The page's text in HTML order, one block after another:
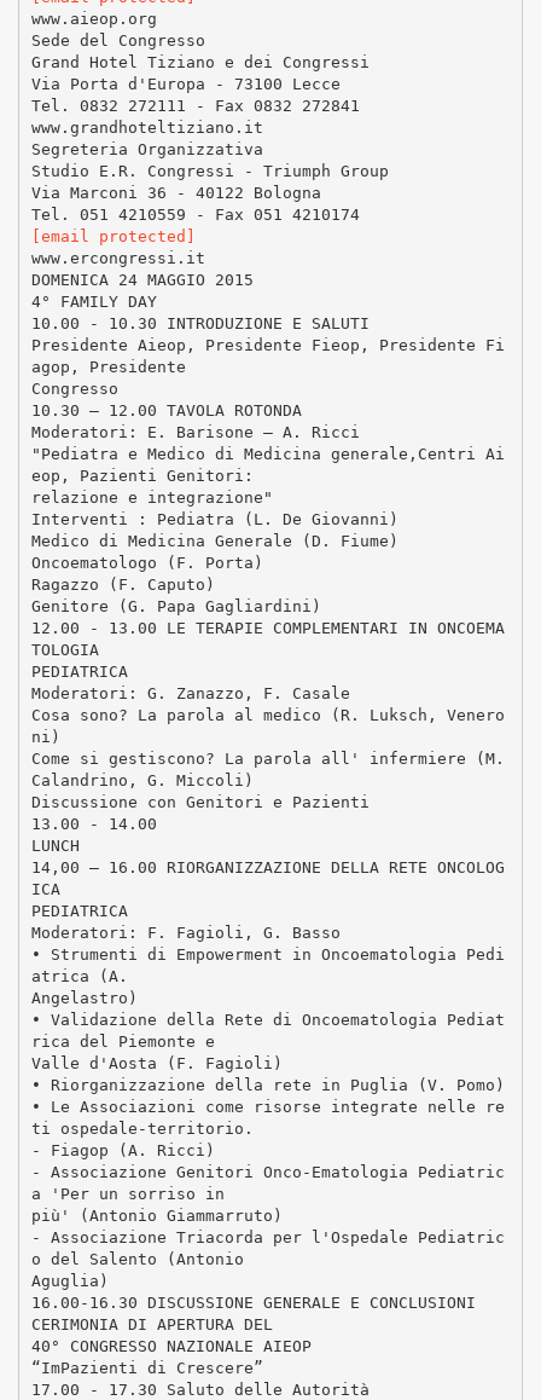
www.aieop.org
Sede del Congresso
Grand Hotel Tiziano e dei Congressi
Via Porta d'Europa - 73100 Lecce
Tel. 0832 272111 - Fax 0832 272841
www.grandhoteltiziano.it
Segreteria Organizzativa
Studio E.R. Congressi - Triumph Group
Via Marconi 36 - 40122 Bologna
Tel. 051 4210559 - Fax 051 4210174
[email protected]
www.ercongressi.it
DOMENICA 24 MAGGIO 2015
4° FAMILY DAY
10.00 - 10.30 INTRODUZIONE E SALUTI
Presidente Aieop, Presidente Fieop, Presidente Fi
agop, Presidente
Congresso
10.30 – 12.00 TAVOLA ROTONDA
Moderatori: E. Barisone – A. Ricci
"Pediatra e Medico di Medicina generale,Centri Ai
eop, Pazienti Genitori:
relazione e integrazione"
Interventi : Pediatra (L. De Giovanni)
Medico di Medicina Generale (D. Fiume)
Oncoematologo (F. Porta)
Ragazzo (F. Caputo)
Genitore (G. Papa Gagliardini)
12.00 - 13.00 LE TERAPIE COMPLEMENTARI IN ONCOEMA
TOLOGIA
PEDIATRICA
Moderatori: G. Zanazzo, F. Casale
Cosa sono? La parola al medico (R. Luksch, Venero
ni)
Come si gestiscono? La parola all' infermiere (M.
Calandrino, G. Miccoli)
Discussione con Genitori e Pazienti
13.00 - 14.00
LUNCH
14,00 – 16.00 RIORGANIZZAZIONE DELLA RETE ONCOLOG
ICA
PEDIATRICA
Moderatori: F. Fagioli, G. Basso
• Strumenti di Empowerment in Oncoematologia Pedi
atrica (A.
Angelastro)
• Validazione della Rete di Oncoematologia Pediat
rica del Piemonte e
Valle d'Aosta (F. Fagioli)
• Riorganizzazione della rete in Puglia (V. Pomo)
• Le Associazioni come risorse integrate nelle re
ti ospedale-territorio.
- Fiagop (A. Ricci)
- Associazione Genitori Onco-Ematologia Pediatric
a 'Per un sorriso in
più' (Antonio Giammarruto)
- Associazione Triacorda per l'Ospedale Pediatric
o del Salento (Antonio
Aguglia)
16.00-16.30 DISCUSSIONE GENERALE E CONCLUSIONI
CERIMONIA DI APERTURA DEL
40° CONGRESSO NAZIONALE AIEOP
“ImPazienti di Crescere”
17.00 - 17.30 Saluto delle Autorità